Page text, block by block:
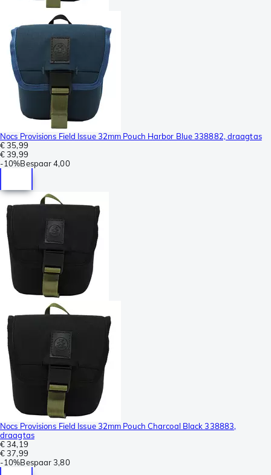
Nocs Provisions Field Issue 32mm Pouch Harbor Blue 338882, draagtas
€ 35,99
€ 39,99
-10%Bespaar 4,00
Nocs Provisions Field Issue 32mm Pouch Charcoal Black 338883,
draagtas
€ 34,19
€ 37,99
-10%Bespaar 3,80